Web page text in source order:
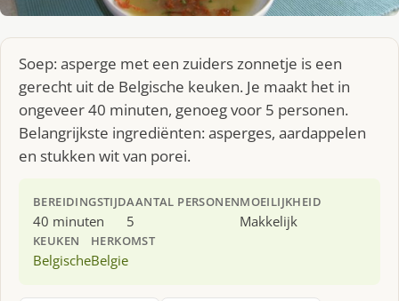
Soep: asperge met een zuiders zonnetje is een
gerecht uit de Belgische keuken. Je maakt het in
ongeveer 40 minuten, genoeg voor 5 personen.
Belangrijkste ingrediënten: asperges, aardappelen
en stukken wit van porei.
BEREIDINGSTIJD
40 minuten
AANTAL PERSONEN
5
MOEILIJKHEID
Makkelijk
KEUKEN
Belgische
HERKOMST
Belgie